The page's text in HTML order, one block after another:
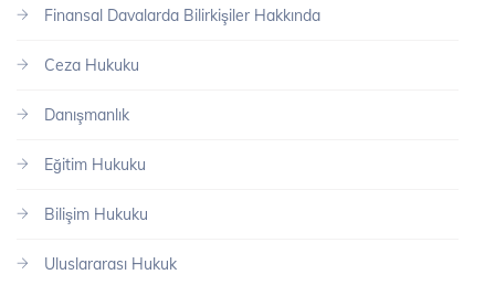
Finansal Davalarda Bilirkişiler Hakkında
Ceza Hukuku
Danışmanlık
Eğitim Hukuku
Bilişim Hukuku
Uluslararası Hukuk